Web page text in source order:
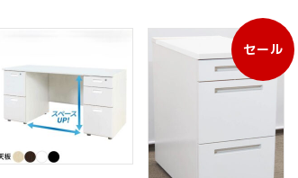
セール
販
売
中
品